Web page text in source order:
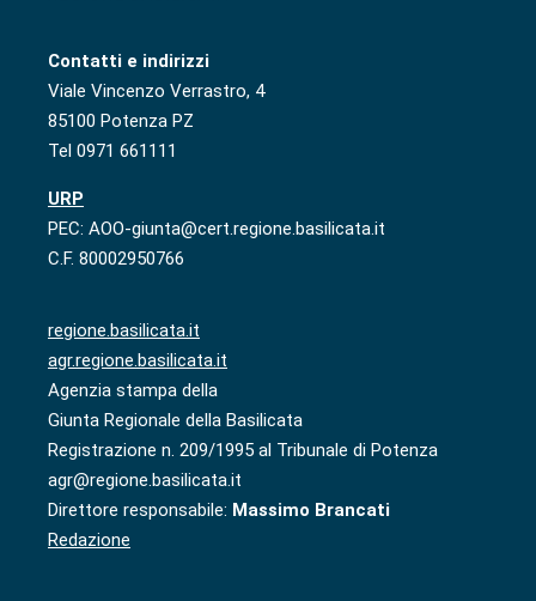
Contatti e indirizzi
Viale Vincenzo Verrastro, 4
85100 Potenza PZ
Tel 0971 661111
URP
PEC: AOO-giunta@cert.regione.basilicata.it
C.F. 80002950766
regione.basilicata.it
agr.regione.basilicata.it
Agenzia stampa della
Giunta Regionale della Basilicata
Registrazione n. 209/1995 al Tribunale di Potenza
agr@regione.basilicata.it
Direttore responsabile: Massimo Brancati
Redazione